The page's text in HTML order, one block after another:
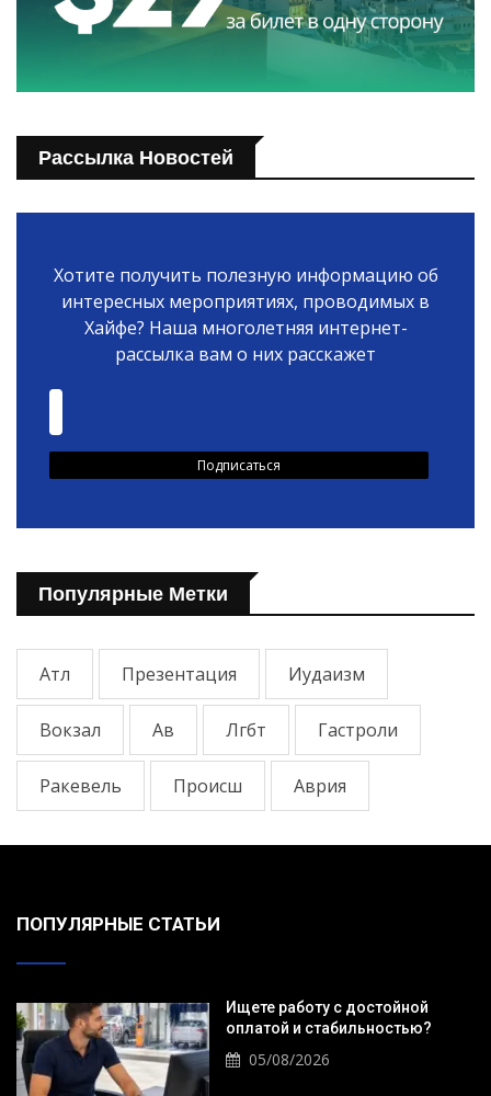
Рассылка Новостей
Хотите получить полезную информацию об
интересных мероприятиях, проводимых в
Хайфе? Наша многолетняя интернет-
рассылка вам о них расскажет
Популярные Метки
Атл Презентация Иудаизм
Вокзал Ав Лгбт Гастроли
Ракевель Происш Аврия
ПОПУЛЯРНЫЕ СТАТЬИ
Ищете работу с достойной
оплатой и стабильностью?
05/08/2026